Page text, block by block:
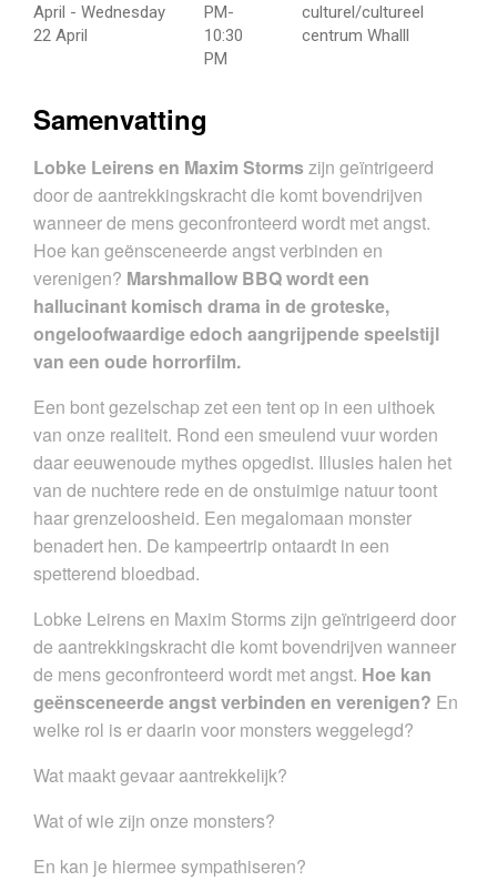
April - Wednesday
22 April
PM-
10:30
PM
culturel/cultureel
centrum Whalll
Samenvatting
Lobke Leirens en Maxim Stormszijn geïntrigeerd
door de aantrekkingskracht die komt bovendrijven
wanneer de mens geconfronteerd wordt met angst.
Hoe kan geënsceneerde angst verbinden en
verenigen? Marshmallow BBQ wordt een
hallucinant komisch drama in de groteske,
ongeloofwaardige edoch aangrijpende speelstijl
van een oude horrorfilm.
Een bont gezelschap zet een tent op in een uithoek
van onze realiteit. Rond een smeulend vuur worden
daar eeuwenoude mythes opgedist. Illusies halen het
van de nuchtere rede en de onstuimige natuur toont
haar grenzeloosheid. Een megalomaan monster
benadert hen. De kampeertrip ontaardt in een
spetterend bloedbad.
Lobke Leirens en Maxim Storms zijn geïntrigeerd door
de aantrekkingskracht die komt bovendrijven wanneer
de mens geconfronteerd wordt met angst. Hoe kan
geënsceneerde angst verbinden en verenigen? En
welke rol is er daarin voor monsters weggelegd?
Wat maakt gevaar aantrekkelijk?
Wat of wie zijn onze monsters?
En kan je hiermee sympathiseren?